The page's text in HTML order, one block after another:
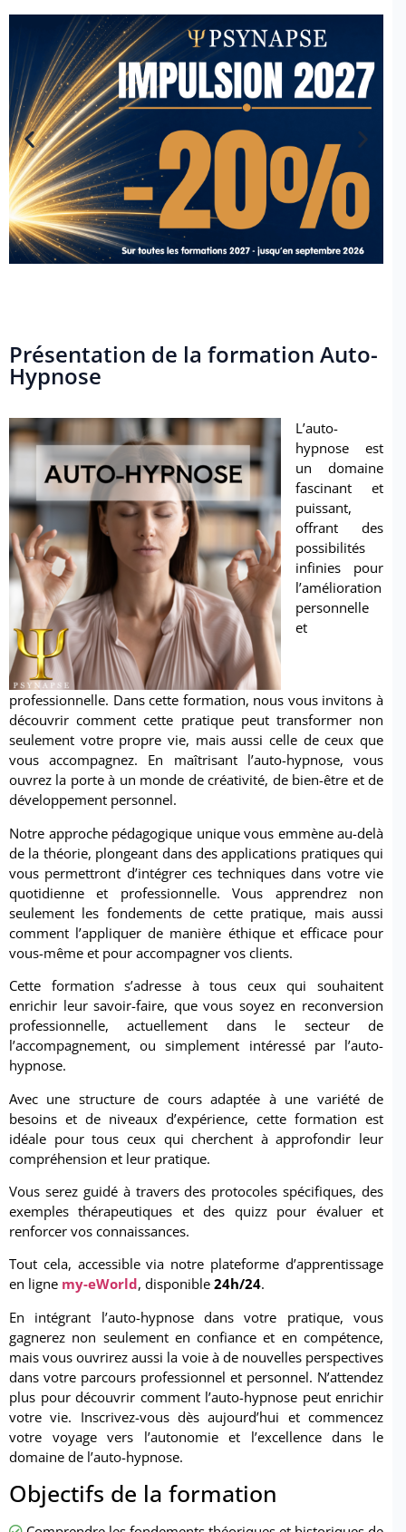
Présentation de la formation Auto-
Hypnose
L’auto-
hypnose est
un domaine
fascinant et
puissant,
offrant des
possibilités
infinies pour
l’amélioration
personnelle
et
professionnelle. Dans cette formation, nous vous invitons à
découvrir comment cette pratique peut transformer non
seulement votre propre vie, mais aussi celle de ceux que
vous accompagnez. En maîtrisant l’auto-hypnose, vous
ouvrez la porte à un monde de créativité, de bien-être et de
développement personnel.
Notre approche pédagogique unique vous emmène au-delà
de la théorie, plongeant dans des applications pratiques qui
vous permettront d’intégrer ces techniques dans votre vie
quotidienne et professionnelle. Vous apprendrez non
seulement les fondements de cette pratique, mais aussi
comment l’appliquer de manière éthique et efficace pour
vous-même et pour accompagner vos clients.
Cette formation s’adresse à tous ceux qui souhaitent
enrichir leur savoir-faire, que vous soyez en reconversion
professionnelle, actuellement dans le secteur de
l’accompagnement, ou simplement intéressé par l’auto-
hypnose.
Avec une structure de cours adaptée à une variété de
besoins et de niveaux d’expérience, cette formation est
idéale pour tous ceux qui cherchent à approfondir leur
compréhension et leur pratique.
Vous serez guidé à travers des protocoles spécifiques, des
exemples thérapeutiques et des quizz pour évaluer et
renforcer vos connaissances.
Tout cela, accessible via notre plateforme d’apprentissage
en ligne my-eWorld, disponible 24h/24.
En intégrant l’auto-hypnose dans votre pratique, vous
gagnerez non seulement en confiance et en compétence,
mais vous ouvrirez aussi la voie à de nouvelles perspectives
dans votre parcours professionnel et personnel. N’attendez
plus pour découvrir comment l’auto-hypnose peut enrichir
votre vie. Inscrivez-vous dès aujourd’hui et commencez
votre voyage vers l’autonomie et l’excellence dans le
domaine de l’auto-hypnose.
Objectifs de la formation